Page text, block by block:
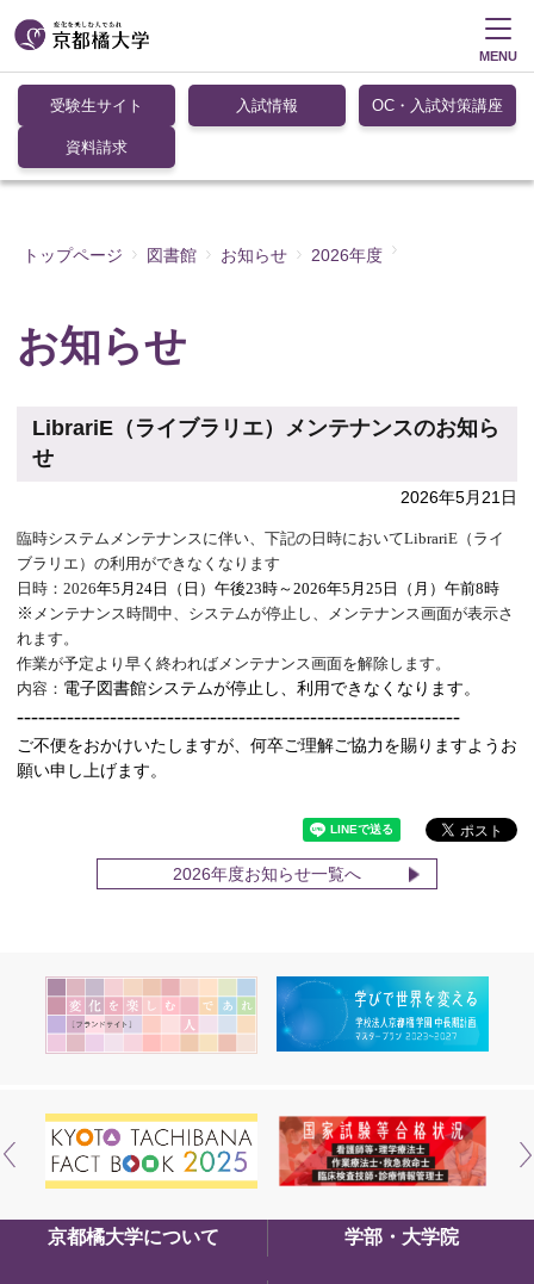
MENU
受験生サイト 入試情報 OC・入試対策講座
資料請求
トップページ 図書館 お知らせ 2026年度
お知らせ
LibrariE（ライブラリエ）メンテナンスのお知ら
せ
2026年5月21日
臨時システムメンテナンスに伴い、下記の日時においてLibrariE （ライ
ブラリエ）の利用ができなくなります
日時： 2026年5 月24日（日）午後23時～2026年5 月25 日（月）午前8時
※ メンテナンス時間中、システムが停止し、メンテナンス画面が表示さ
れます。
作業が予定より早く終わればメンテナンス画面を解除します。
内容： 電子図書館システムが停止し、利用できなくなります。
--------------------------------------------------------------
ご不便をおかけいたしますが、何卒ご理解ご協力を賜りますようお
願い申し上げます。
2026年度お知らせ一覧へ
京都橘大学について 学部・大学院